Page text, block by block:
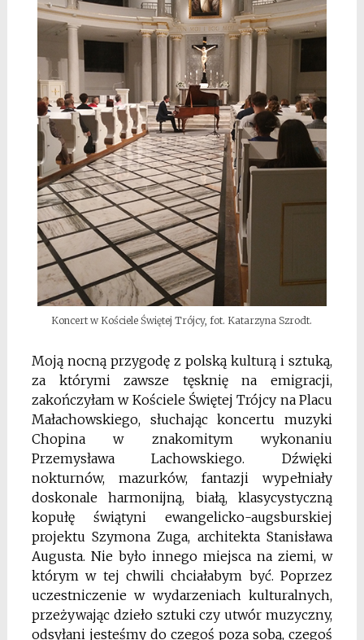
Koncert w Kościele Świętej Trójcy, fot. Katarzyna Szrodt.
Moją nocną przygodę z polską kulturą i sztuką,
za którymi zawsze tęsknię na emigracji,
zakończyłam w Kościele Świętej Trójcy na Placu
Małachowskiego, słuchając koncertu muzyki
Chopina w znakomitym wykonaniu
Przemysława Lachowskiego. Dźwięki
nokturnów, mazurków, fantazji wypełniały
doskonale harmonijną, białą, klasycystyczną
kopułę świątyni ewangelicko-augsburskiej
projektu Szymona Zuga, architekta Stanisława
Augusta. Nie było innego miejsca na ziemi, w
którym w tej chwili chciałabym być. Poprzez
uczestniczenie w wydarzeniach kulturalnych,
przeżywając dzieło sztuki czy utwór muzyczny,
odsyłani jesteśmy do czegoś poza sobą, czegoś